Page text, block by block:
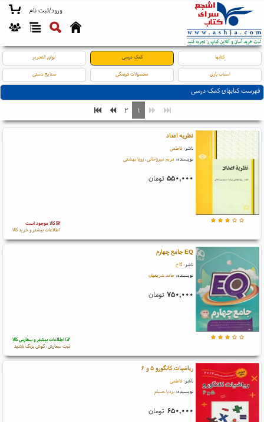
ورود/ثبت نام
کتابها کمک درسی لوازم التحریر
اسباب بازی محصولات فرهنگی صنایع دستی
فهرست کتابهای کمک درسی
۱ ۲
نظریه اعداد
ناشر: فاطمی
نویسنده: مریم میرزاخانی، رویا بهشتی
۵۵۰,۰۰۰ تومان
کالا موجود است
اطلاعات بیشتر و خرید کالا
EQ جامع چهارم
ناشر: گاج
نویسنده: حامد شریفیان
۷۵۰,۰۰۰ تومان
اطلاعات بیشتر و سفارش کالا
ثبت سفارش، گوش بزنگ باشید
ریاضیات کانگورو ۵ و ۶
ناشر: فاطمی
نویسنده: بردیا حسام
۶۵۰,۰۰۰ تومان